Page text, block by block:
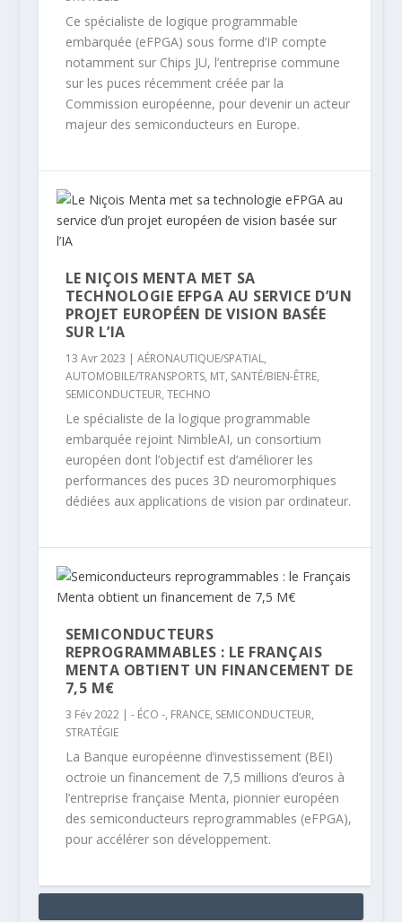
Ce spécialiste de logique programmable
embarquée (eFPGA) sous forme d’IP compte
notamment sur Chips JU, l’entreprise commune
sur les puces récemment créée par la
Commission européenne, pour devenir un acteur
majeur des semiconducteurs en Europe.
LE NIÇOIS MENTA MET SA
TECHNOLOGIE EFPGA AU SERVICE D’UN
PROJET EUROPÉEN DE VISION BASÉE
SUR L’IA
13 Avr 2023 | AÉRONAUTIQUE/SPATIAL,
AUTOMOBILE/TRANSPORTS, MT, SANTÉ/BIEN-ÊTRE,
SEMICONDUCTEUR, TECHNO
Le spécialiste de la logique programmable
embarquée rejoint NimbleAI, un consortium
européen dont l’objectif est d’améliorer les
performances des puces 3D neuromorphiques
dédiées aux applications de vision par ordinateur.
SEMICONDUCTEURS
REPROGRAMMABLES : LE FRANÇAIS
MENTA OBTIENT UN FINANCEMENT DE
7,5 M€
3 Fév 2022| - ÉCO -, FRANCE, SEMICONDUCTEUR,
STRATÉGIE
La Banque européenne d’investissement (BEI)
octroie un financement de 7,5 millions d’euros à
l’entreprise française Menta, pionnier européen
des semiconducteurs reprogrammables (eFPGA),
pour accélérer son développement.